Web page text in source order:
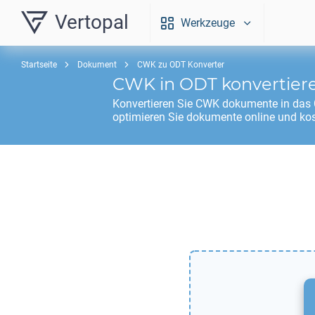
Vertopal Werkzeuge
Startseite Dokument CWK zu ODT Konverter
CWK in ODT
Konvertieren Sie CWK dokumente in das
optimieren Sie dokumente online und